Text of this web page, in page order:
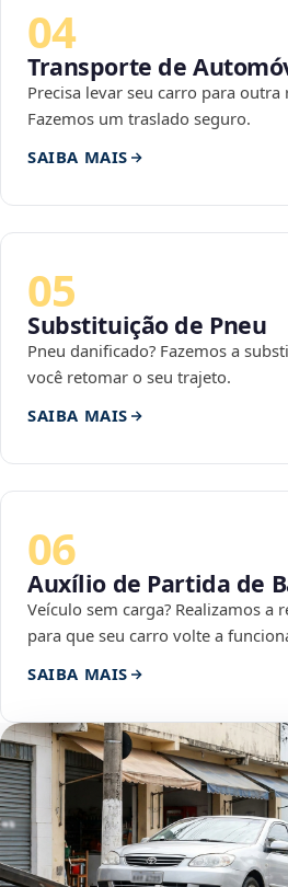
04
Transporte de
Precisa levar seu carro para outra
Fazemos um traslado seguro.
SAIBA MAIS
05
Substituição de Pneu
Pneu danificado? Fazemos a
você retomar o seu trajeto.
SAIBA MAIS
06
Auxílio de Partida de
Veículo sem carga? Realizamos a
para que seu carro volte a
SAIBA MAIS